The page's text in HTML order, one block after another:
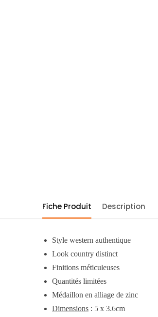
Fiche Produit Description
Style western authentique
Look country distinct
Finitions méticuleuses
Quantités limitées
Médaillon en alliage de zinc
Dimensions : 5 x 3.6cm